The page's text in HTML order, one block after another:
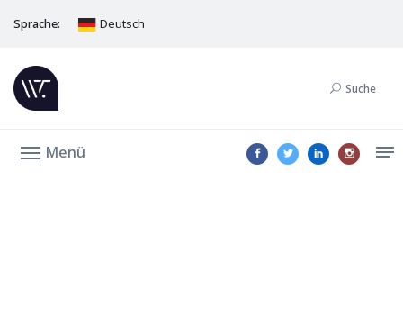
Sprache: Deutsch
Suche
Menü